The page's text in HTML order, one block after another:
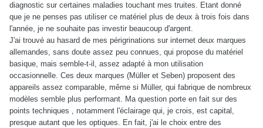
diagnostic sur certaines maladies touchant mes truites. Etant donné
que je ne penses pas utiliser ce matériel plus de deux à trois fois dans
l'année, je ne souhaite pas investir beaucoup d'argent.
J'ai trouvé au hasard de mes périgrinations sur internet deux marques
allemandes, sans doute assez peu connues, qui propose du matériel
basique, mais semble-t-il, assez adapté à mon utilisation
occasionnelle. Ces deux marques (Müller et Seben) proposent des
appareils assez comparable, même si Müller, qui fabrique de nombreux
modèles semble plus performant. Ma question porte en fait sur des
points techniques , notamment l'éclairage qui, je crois, est capital,
presque autant que les optiques. En fait, j'ai le choix entre des